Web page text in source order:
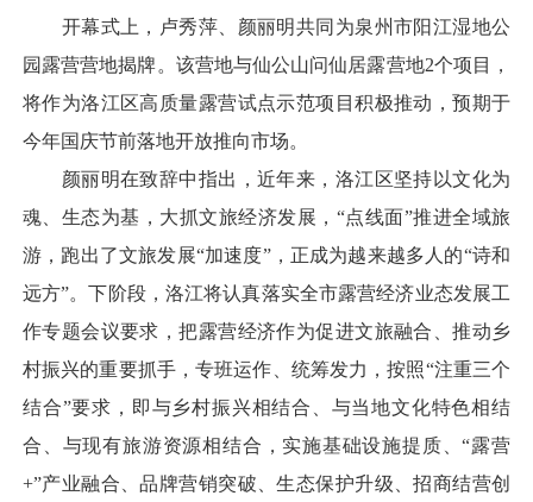
开幕式上，卢秀萍、颜丽明共同为泉州市阳江湿地公
园露营营地揭牌。该营地与仙公山问仙居露营地2个项目，
将作为洛江区高质量露营试点示范项目积极推动，预期于
今年国庆节前落地开放推向市场。
颜丽明在致辞中指出，近年来，洛江区坚持以文化为
魂、生态为基，大抓文旅经济发展，“点线面”推进全域旅
游，跑出了文旅发展“加速度”，正成为越来越多人的“诗和
远方”。下阶段，洛江将认真落实全市露营经济业态发展工
作专题会议要求，把露营经济作为促进文旅融合、推动乡
村振兴的重要抓手，专班运作、统筹发力，按照“注重三个
结合”要求，即与乡村振兴相结合、与当地文化特色相结
合、与现有旅游资源相结合，实施基础设施提质、“露营
+”产业融合、品牌营销突破、生态保护升级、招商结营创